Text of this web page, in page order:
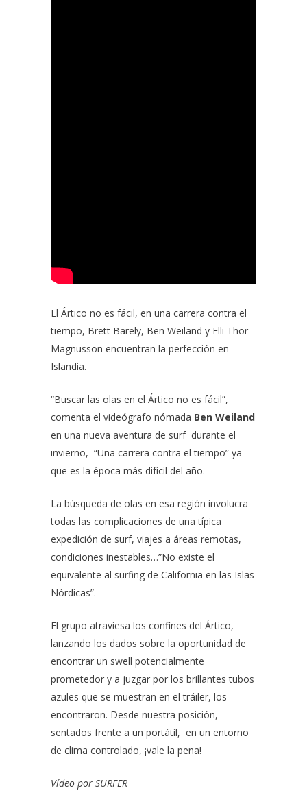
El Ártico no es fácil, en una carrera contra el
tiempo, Brett Barely, Ben Weiland y Elli Thor
Magnusson encuentran la perfección en
Islandia.
“Buscar las olas en el Ártico no es fácil”,
comenta el videógrafo nómada Ben Weiland
en una nueva aventura de surf durante el
invierno, “Una carrera contra el tiempo” ya
que es la época más difícil del año.
La búsqueda de olas en esa región involucra
todas las complicaciones de una típica
expedición de surf, viajes a áreas remotas,
condiciones inestables…”No existe el
equivalente al surfing de California en las Islas
Nórdicas”.
El grupo atraviesa los confines del Ártico,
lanzando los dados sobre la oportunidad de
encontrar un swell potencialmente
prometedor y a juzgar por los brillantes tubos
azules que se muestran en el tráiler, los
encontraron. Desde nuestra posición,
sentados frente a un portátil, en un entorno
de clima controlado, ¡vale la pena!
Vídeo por SURFER